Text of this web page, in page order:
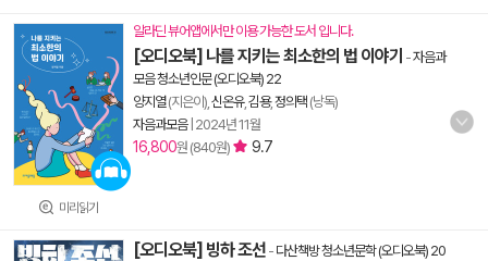
미리읽기
알라딘 뷰어앱에서만 이용 가능한 도서 입니다.
[오디오북] 나를 지키는 최소한의 법 이야기 -자음과
모음 청소년인문 (오디오북) 22
양지열(지은이), 신온유, 김용,정의택 (낭독)
자음과모음| 2024년 11월
16,800원 (840원) 9.7
[오디오북] 빙하 조선 - 다산책방 청소년문학 (오디오북) 20